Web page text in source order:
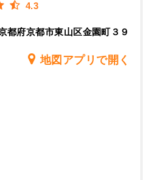
4.3
都府京都市東山区金園町３９
地図アプリで開く